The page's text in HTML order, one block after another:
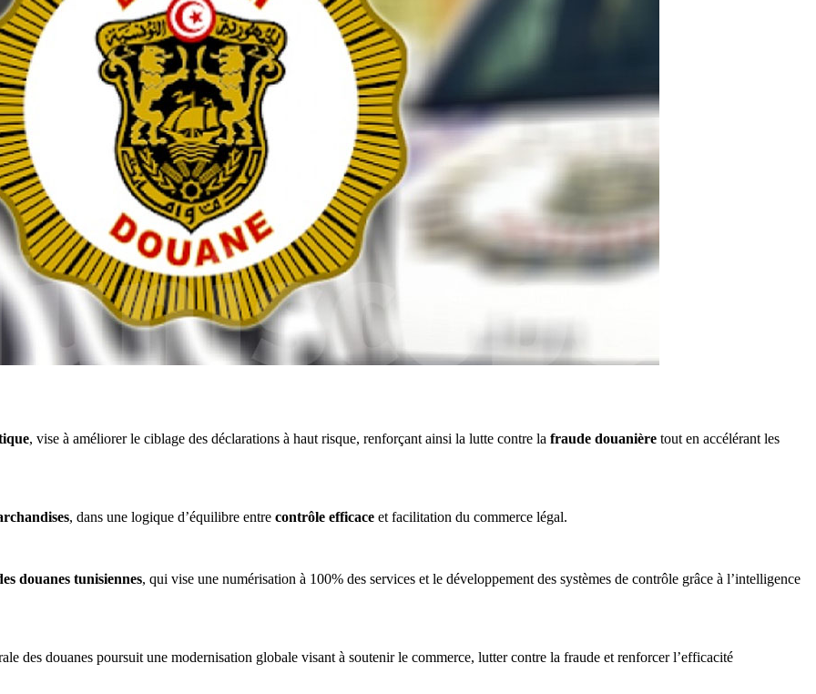
, vise à améliorer le ciblage des déclarations à haut risque, renforçant ainsi la lutte contre la fraude douanière tout en accélérant les
, dans une logique d’équilibre entre contrôle efficace et facilitation du commerce légal.
douanes tunisiennes, qui vise une numérisation à 100% des services et le développement des systèmes de contrôle grâce à l’intelligence
des douanes poursuit une modernisation globale visant à soutenir le commerce, lutter contre la fraude et renforcer l’efficacité